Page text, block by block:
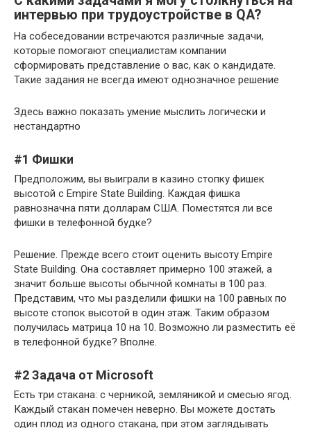
интервью при трудоустройстве в QA?
На собеседовании встречаются различные задачи,
которые помогают специалистам компании
сформировать представление о вас, как о кандидате.
Такие задания не всегда имеют однозначное решение
Здесь важно показать умение мыслить логически и
нестандартно
#1 Фишки
Предположим, вы выиграли в казино стопку фишек
высотой с Empire State Building. Каждая фишка
равнозначна пяти долларам США. Поместятся ли все
фишки в телефонной будке?
Решение. Прежде всего стоит оценить высоту Empire
State Building. Она составляет примерно 100 этажей, а
значит больше высоты обычной комнаты в 100 раз.
Представим, что мы разделили фишки на 100 равных по
высоте стопок высотой в один этаж. Таким образом
получилась матрица 10 на 10. Возможно ли разместить её
в телефонной будке? Вполне.
#2 Задача от Microsoft
Есть три стакана: с черникой, земляникой и смесью ягод.
Каждый стакан помечен неверно. Вы можете достать
один плод из одного стакана, при этом заглядывать